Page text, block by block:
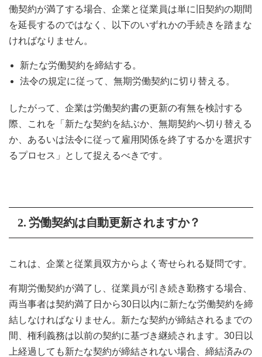
働契約が満了する場合、企業と従業員は単に旧契約の期間
を延長するのではなく、以下のいずれかの手続きを踏まな
ければなりません。
新たな労働契約を締結する。
法令の規定に従って、無期労働契約に切り替える。
したがって、企業は労働契約書の更新の有無を検討する
際、これを「新たな契約を結ぶか、無期契約へ切り替える
か、あるいは法令に従って雇用関係を終了するかを選択す
るプロセス」として捉えるべきです。
2. 労働契約は自動更新されますか？
これは、企業と従業員双方からよく寄せられる疑問です。
有期労働契約が満了し、従業員が引き続き勤務する場合、
両当事者は契約満了日から30日以内に新たな労働契約を締
結しなければなりません。新たな契約が締結されるまでの
間、権利義務は以前の契約に基づき継続されます。30日以
上経過しても新たな契約が締結されない場合、締結済みの